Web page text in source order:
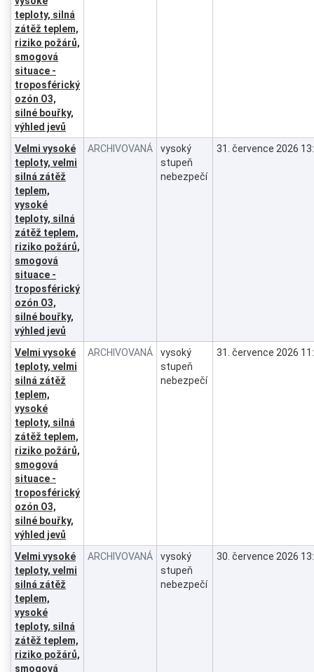
teploty, silná
zátěž teplem,
riziko požárů,
smogová
situace -
troposférický
ozón O3,
silné bouřky,
výhled jevů
Velmi vysoké
teploty, velmi
silná zátěž
teplem,
vysoké
teploty, silná
zátěž teplem,
riziko požárů,
smogová
situace -
troposférický
ozón O3,
silné bouřky,
výhled jevů
ARCHIVOVANÁ
vysoký
stupeň
nebezpečí
31. července 2026
Velmi vysoké
teploty, velmi
silná zátěž
teplem,
vysoké
teploty, silná
zátěž teplem,
riziko požárů,
smogová
situace -
troposférický
ozón O3,
silné bouřky,
výhled jevů
ARCHIVOVANÁ
vysoký
stupeň
nebezpečí
31. července 2026
Velmi vysoké
teploty, velmi
silná zátěž
teplem,
vysoké
teploty, silná
zátěž teplem,
riziko požárů,
smogová
ARCHIVOVANÁ
vysoký
stupeň
nebezpečí
30. července 2026